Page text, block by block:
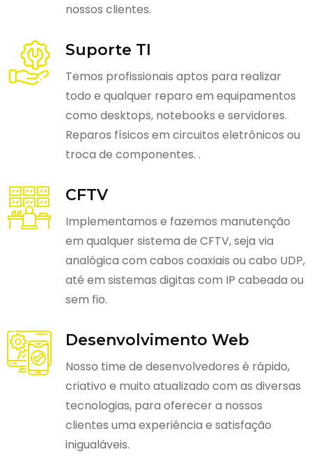
nossos clientes.
Suporte TI
Temos profissionais aptos para realizar
todo e qualquer reparo em equipamentos
como desktops, notebooks e servidores.
Reparos físicos em circuitos eletrônicos ou
troca de componentes. .
CFTV
Implementamos e fazemos manutenção
em qualquer sistema de CFTV, seja via
analógica com cabos coaxiais ou cabo UDP,
até em sistemas digitas com IP cabeada ou
sem fio.
Desenvolvimento Web
Nosso time de desenvolvedores é rápido,
criativo e muito atualizado com as diversas
tecnologias, para oferecer a nossos
clientes uma experiência e satisfação
inigualáveis.